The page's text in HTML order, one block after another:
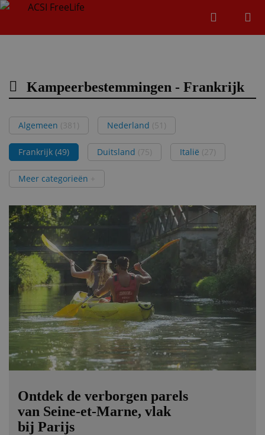
Kampeerbestemmingen - Frankrijk
Algemeen (381) Nederland (51)
Frankrijk (49) Duitsland (75) Italië (27)
Meer categorieën +
Ontdek de verborgen parels
van Seine-et-Marne, vlak
bij Parijs